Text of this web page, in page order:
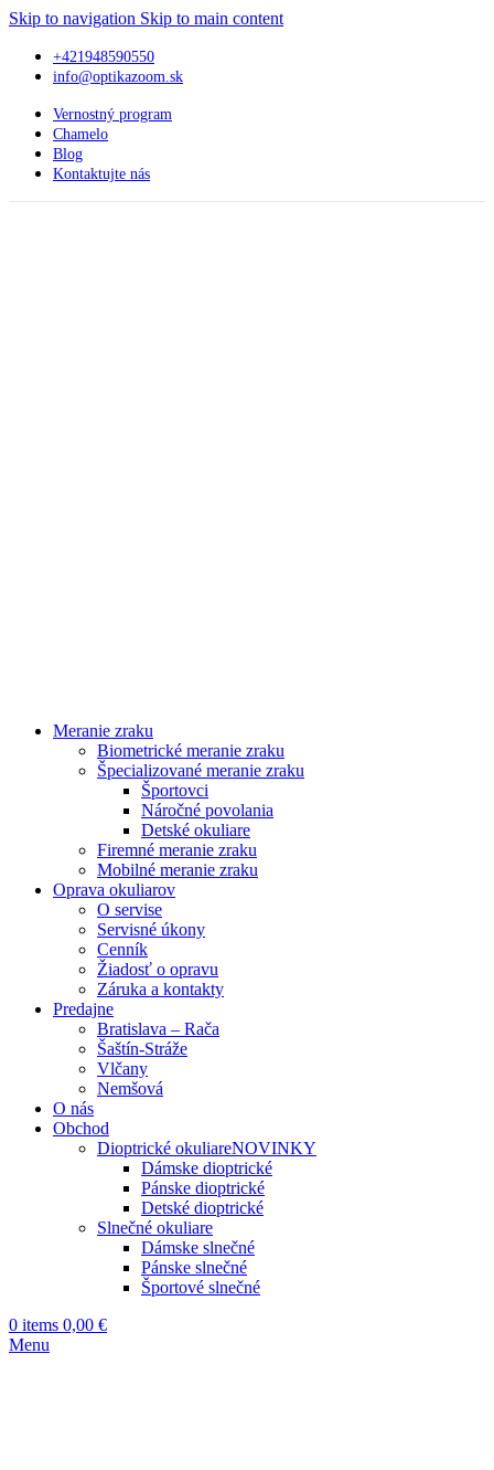
Skip to navigation Skip to main content
+421948590550
info@optikazoom.sk
Vernostný program
Chamelo
Blog
Kontaktujte nás
Meranie zraku
Biometrické meranie zraku
Špecializované meranie zraku
Športovci
Náročné povolania
Detské okuliare
Firemné meranie zraku
Mobilné meranie zraku
Oprava okuliarov
O servise
Servisné úkony
Cenník
Žiadosť o opravu
Záruka a kontakty
Predajne
Bratislava – Rača
Šaštín-Stráže
Vlčany
Nemšová
O nás
Obchod
Dioptrické okuliareNOVINKY
Dámske dioptrické
Pánske dioptrické
Detské dioptrické
Slnečné okuliare
Dámske slnečné
Pánske slnečné
Športové slnečné
0 items 0,00 €
Menu